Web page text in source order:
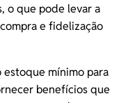
o que pode levar a
e fidelização
estoque mínimo para
benefícios que